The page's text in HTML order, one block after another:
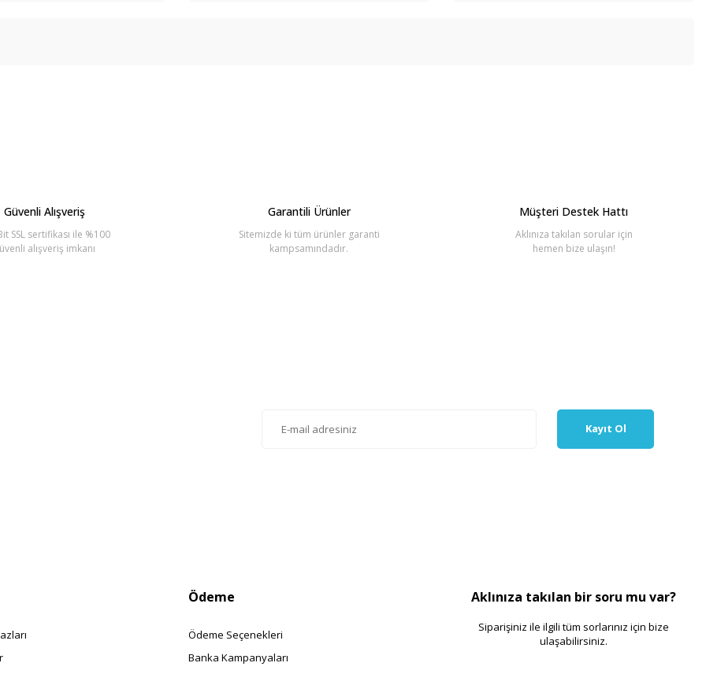
Güvenli Alışveriş
SSL sertifikası ile %100
alışveriş imkanı
Garantili Ürünler
Sitemizde ki tüm ürünler garanti
kampsamındadır.
Müşteri Destek Hattı
Aklınıza takılan sorular için
hemen bize ulaşın!
Kayıt Ol
Ödeme
Ödeme Seçenekleri
Banka Kampanyaları
Aklınıza takılan bir soru mu var?
Siparişiniz ile ilgili tüm sorlarınız için bize
ulaşabilirsiniz.